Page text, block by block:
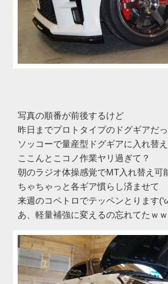
写真の順番が前後するけど
昨日までプロトタイプのドグギアだ
ソッコーで量産型ドグギアに入れ替え
ここんとこコノ作業ヤリ過ぎて？
朝のラジオ体操感覚でMT入れ替え可
ちゃちゃっと各ギア慣らし済ませて
来週のコペトロでテッペンとります
あ、軽量補強に変えるの忘れてたｗｗ